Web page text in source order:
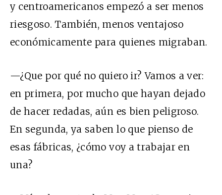
y centroamericanos empezó a ser menos
riesgoso. También, menos ventajoso
económicamente para quienes migraban.
—¿Que por qué no quiero ir? Vamos a ver:
en primera, por mucho que hayan dejado
de hacer redadas, aún es bien peligroso.
En segunda, ya saben lo que pienso de
esas fábricas, ¿cómo voy a trabajar en
una?